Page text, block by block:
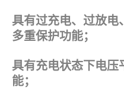
具有过充电、过放
多重保护功能；
具有充电状态下电
能；